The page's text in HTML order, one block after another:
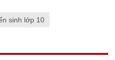
sinh lớp 10